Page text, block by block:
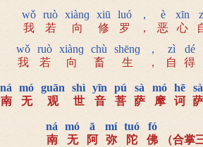
wǒ
我
ruò
若
xiànɡ
向
xiū
修
luó
罗
，
，
è
恶
xīn
心
wǒ
我
ruò
若
xiànɡ
向
chù
畜
shēnɡ
生
，
，
zì
自
dé
得
ná
南
mó
无
guān
观
shì
世
yīn
音
pú
菩
sà
萨
mó
摩
hē
诃
sà
萨
ná
南
mó
无
ā
阿
mí
弥
tuó
陀
fó
佛
（合掌